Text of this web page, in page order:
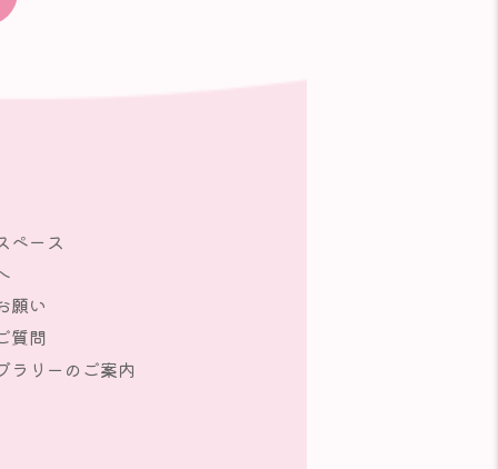
ペース
願い
質問
ラリーのご案内